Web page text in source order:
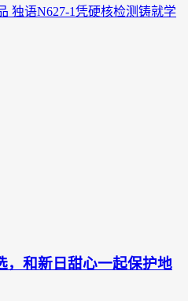
独语N627-1凭硬核检测铸就学
，和新日甜心一起保护地